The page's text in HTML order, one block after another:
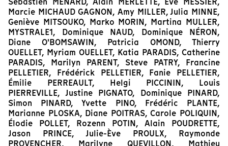
Marcie MICHAUD GAGNON, Amy MILLER, Julia MINNE,
Geniève MITSOUKO, Marko MORIN, Martina MULLER,
MYSTRALE1, Dominique NAUD, Dominique NÉRON,
Diane O'BOMSAWIN, Patricia OMOND, Thierry
OUELLET, Myriam OUELLET, Katia PARADIS, Catherine
PARADIS, Marilyn PARENT, Steve PATRY, Francine
PELLETIER, Frédérick PELLETIER, Fanie PELLETIER,
Émilie PERREAULT, Helgi PICCININ, Louis
PIERREVILLE, Justine PIGNATO, Dominique PINARD,
Simon PINARD, Yvette PINO, Frédéric PLANTE,
Marianne PLOSKA, Diane POITRAS, Carole POLIQUIN,
Élodie POLLET, Rozenn POTIN, Alain POUDRETTE,
Jason PRINCE, Julie-Ève PROULX, Raymonde
PROVENCHER, Marilyne QUEVILLON, Mathieu